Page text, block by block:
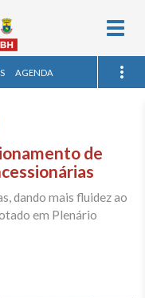
AGENDA
de
dando mais fluidez ao
em Plenário